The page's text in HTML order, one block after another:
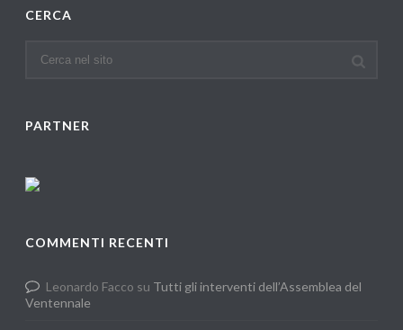
CERCA
PARTNER
COMMENTI RECENTI
Leonardo Facco su Tutti gli interventi dell’Assemblea del
Ventennale